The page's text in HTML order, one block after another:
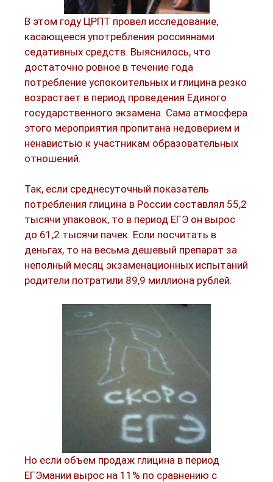
В этом году ЦРПТ провел исследование,
касающееся употребления россиянами
седативных средств. Выяснилось, что
достаточно ровное в течение года
потребление успокоительных и глицина резко
возрастает в период проведения Единого
государственного экзамена. Сама атмосфера
этого мероприятия пропитана недоверием и
ненавистью к участникам образовательных
отношений.
Так, если среднесуточный показатель
потребления глицина в России составлял 55,2
тысячи упаковок, то в период ЕГЭ он вырос
до 61,2 тысячи пачек. Если посчитать в
деньгах, то на весьма дешевый препарат за
неполный месяц экзаменационных испытаний
родители потратили 89,9 миллиона рублей.
Но если объем продаж глицина в период
ЕГЭмании вырос на 11% по сравнению с